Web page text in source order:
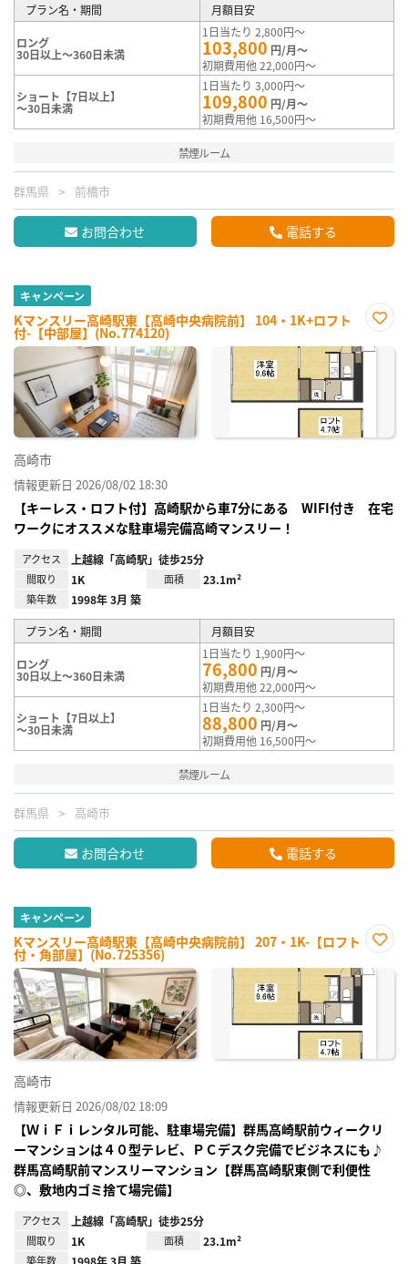
プラン名・期間 月額目安
ロング
30日以上～360日未満
1日当たり 2,800円～
103,800 円/月～
初期費用他 22,000円～
ショート【7日以上】
～30日未満
1日当たり 3,000円～
109,800 円/月～
初期費用他 16,500円～
禁煙ルーム
群馬県 前橋市
お問合わせ 電話する
キャンペーン
Kマンスリー高崎駅東【高崎中央病院前】 104・1K+ロフト
付-【中部屋】(No.774120)
に入
高崎市
情報更新日 2026/08/02 18:30
【キーレス・ロフト付】高崎駅から車7分にある WIFI付き 在宅
ワークにオススメな駐車場完備高崎マンスリー！
アクセス 上越線「高崎駅」徒歩25分
間取り 1K 面積 23.1m²
築年数 1998年 3月 築
プラン名・期間 月額目安
ロング
30日以上～360日未満
1日当たり 1,900円～
76,800 円/月～
初期費用他 22,000円～
ショート【7日以上】
～30日未満
1日当たり 2,300円～
88,800 円/月～
初期費用他 16,500円～
禁煙ルーム
群馬県 高崎市
お問合わせ 電話する
キャンペーン
Kマンスリー高崎駅東【高崎中央病院前】 207・1K-【ロフト
付・角部屋】(No.725356)
に入
高崎市
情報更新日 2026/08/02 18:09
【ＷｉＦｉレンタル可能、駐車場完備】群馬高崎駅前ウィークリ
ーマンションは４０型テレビ、ＰＣデスク完備でビジネスにも♪
群馬高崎駅前マンスリーマンション【群馬高崎駅東側で利便性
◎、敷地内ゴミ捨て場完備】
アクセス 上越線「高崎駅」徒歩25分
間取り 1K 面積 23.1m²
築年数 1998年 3月 築